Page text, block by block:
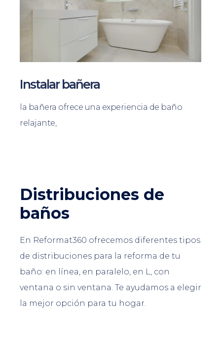
Instalar bañera
la bañera ofrece una experiencia de baño
relajante,
Distribuciones de
baños
En Reformat360 ofrecemos diferentes tipos
de distribuciones para la reforma de tu
baño: en línea, en paralelo, en L, con
ventana o sin ventana. Te ayudamos a elegir
la mejor opción para tu hogar.